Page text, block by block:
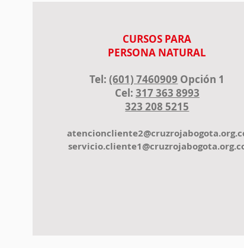
CURSOS PARA
PERSONA NATURAL
Tel: (601) 7460909 Opción 1
Cel: 317 363 8993
323 208 5215